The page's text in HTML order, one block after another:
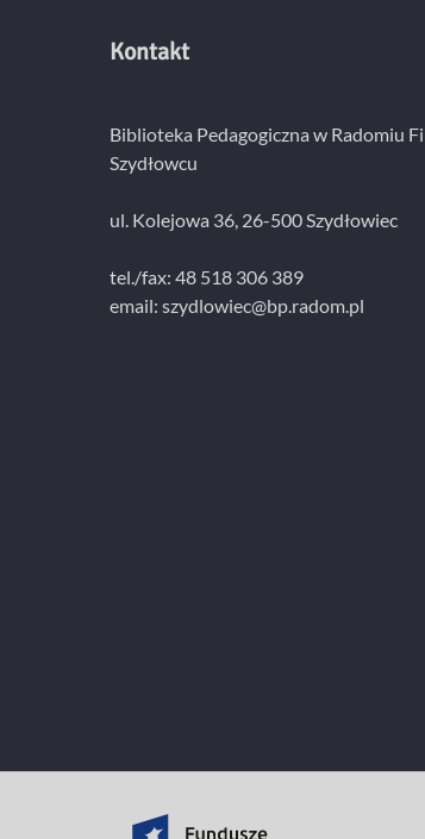
Kontakt
Biblioteka Pedagogiczna w Radomiu
Szydłowcu
ul. Kolejowa 36, 26-500 Szydłowiec
tel./fax: 48 518 306 389
email: szydlowiec@bp.radom.pl